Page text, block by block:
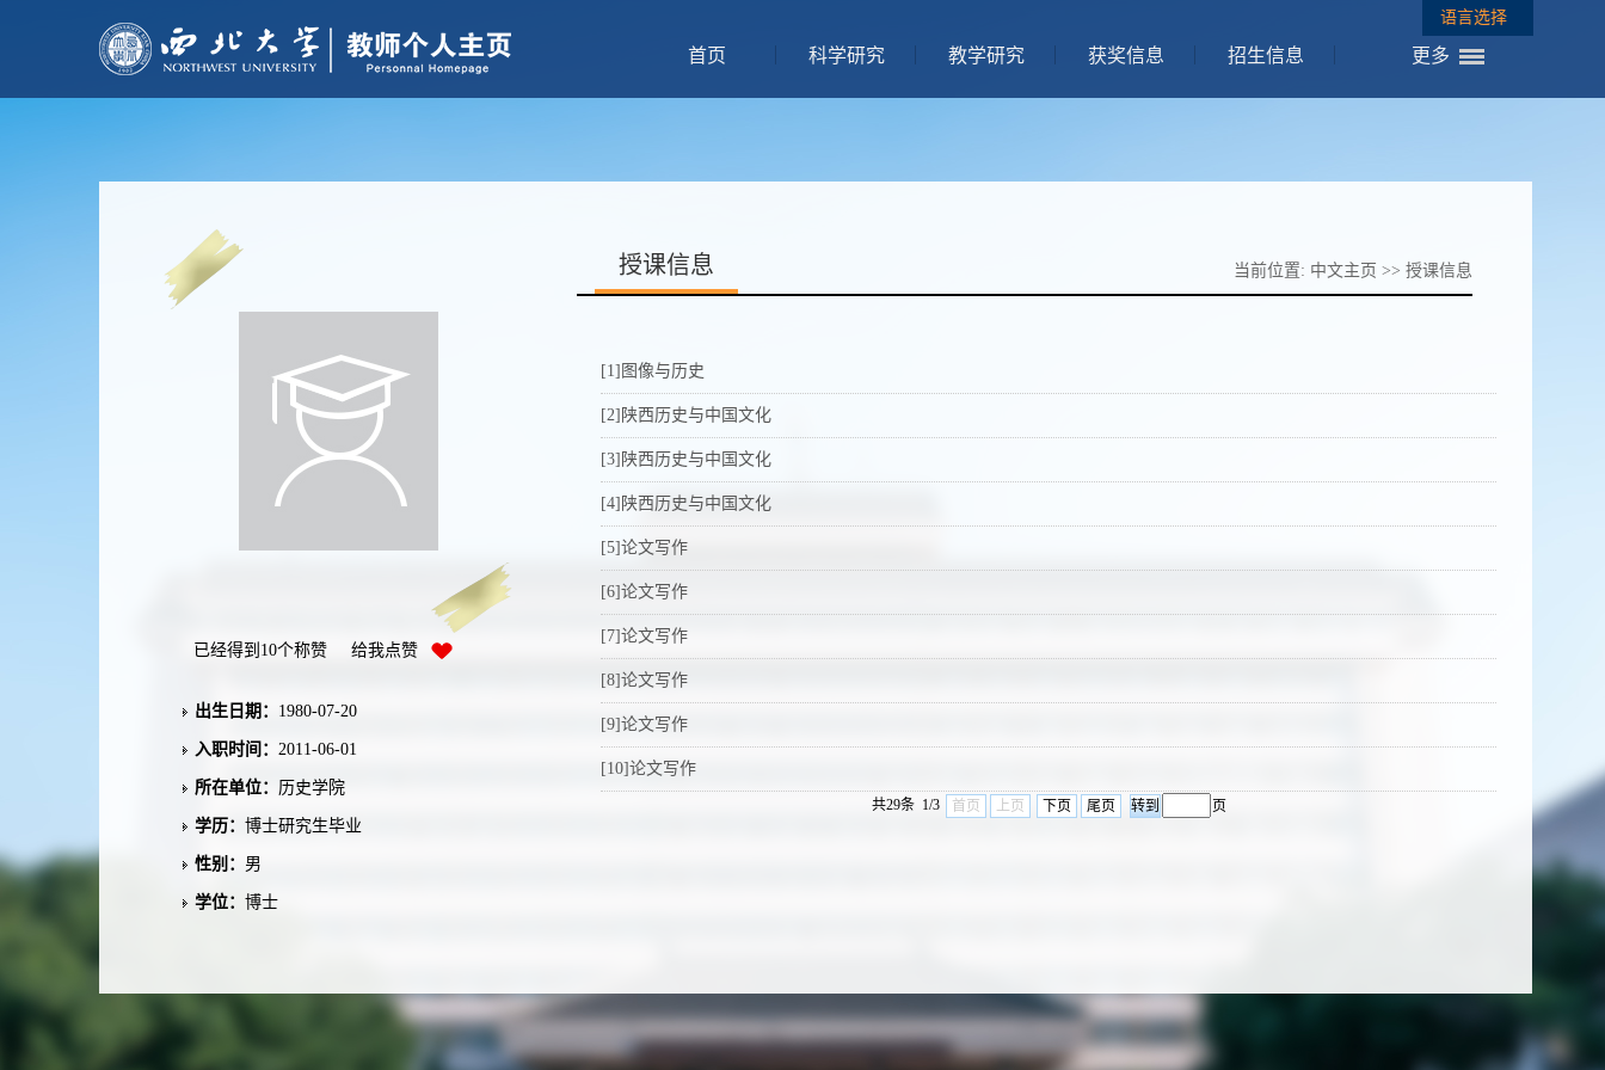
语言选择
首页 科学研究 教学研究 获奖信息 招生信息 更多
已经得到 10个称赞 给我点赞
出生日期： 1980-07-20
入职时间： 2011-06-01
所在单位： 历史学院
学历： 博士研究生毕业
性别： 男
学位： 博士
授课信息 当前位置: 中文主页 >> 授课信息
[1]图像与历史
[2]陕西历史与中国文化
[3]陕西历史与中国文化
[4]陕西历史与中国文化
[5]论文写作
[6]论文写作
[7]论文写作
[8]论文写作
[9]论文写作
[10]论文写作
共29条 1/3 首页 上页 下页 尾页 页